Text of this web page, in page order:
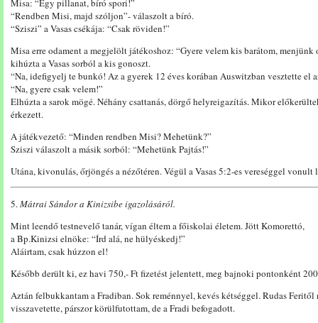
Misa: “Egy pillanat, bíró spori!”
“Rendben Misi, majd szóljon”- válaszolt a bíró.
“Sziszi” a Vasas csékája: “Csak röviden!”
Misa erre odament a megjelölt játékoshoz: “Gyere velem kis barátom, menjünk
kihúzta a Vasas sorból a kis gonoszt.
“Na, idefigyelj te bunkó! Az a gyerek 12 éves korában Auswitzban vesztette el
“Na, gyere csak velem!”
Elhúzta a sarok mögé. Néhány csattanás, dörgő helyreigazítás. Mikor
érkezett.
A játékvezető: “Minden rendben Misi? Mehetünk?”
Sziszi válaszolt a másik sorból: “Mehetünk Pajtás!”
Utána, kivonulás, őrjöngés a nézőtéren. Végül a Vasas 5:2-es vereséggel vonult
5.Mátrai Sándor a Kinizsibe igazolásáról.
Mint leendő testnevelő tanár, vígan éltem a főiskolai életem. Jött Komorettó,
a Bp.Kinizsi elnöke: “Írd alá, ne hülyéskedj!”
Aláirtam, csak húzzon el!
Később derült ki, ez havi 750,- Ft fizetést jelentett, meg bajnoki pontonként
Aztán felbukkantam a Fradiban. Sok reménnyel, kevés kétséggel. Rudas
visszavetette, párszor körülfutottam, de a Fradi befogadott.